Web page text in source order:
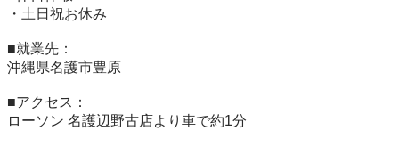
・土日祝お休み
■就業先：
沖縄県名護市豊原
■アクセス：
ローソン 名護辺野古店より車で約1分